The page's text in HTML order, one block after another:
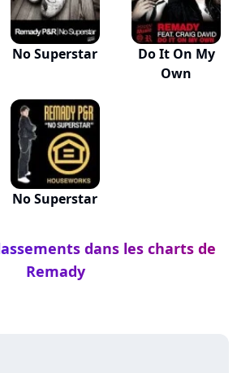
No Superstar
Do It On My
Own
No Superstar
dans les charts de
Remady